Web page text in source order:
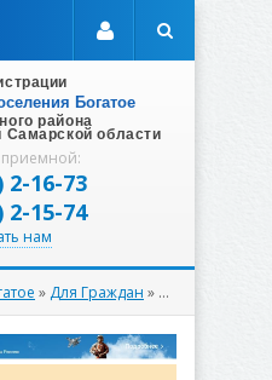
2-16-73
2-15-74
нам
» Для Граждан » Отчеты